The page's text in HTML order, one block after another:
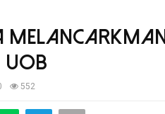
MelancarkMan
552